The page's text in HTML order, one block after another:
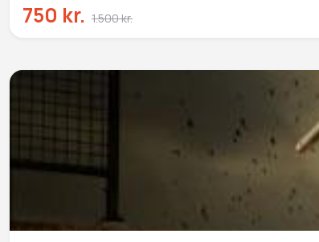
750 kr. 1.500 kr.